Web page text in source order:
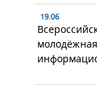
19.06